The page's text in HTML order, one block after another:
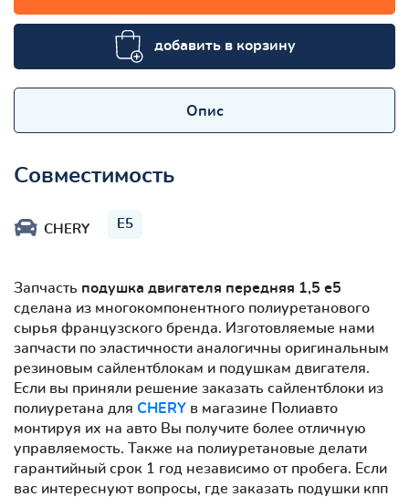
добавить в корзину
Опис
Совместимость
CHERY E5
Запчасть подушка двигателя передняя 1,5 е5
сделана из многокомпонентного полиуретанового
сырья французского бренда. Изготовляемые нами
запчасти по эластичности аналогичны оригинальным
резиновым сайлентблокам и подушкам двигателя.
Если вы приняли решение заказать сайлентблоки из
полиуретана для CHERY в магазине Полиавто
монтируя их на авто Вы получите более отличную
управляемость. Также на полиуретановые делати
гарантийный срок 1 год независимо от пробега. Если
вас интереснуют вопросы, где заказать подушки кпп